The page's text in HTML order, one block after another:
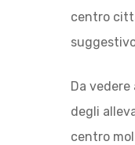
centro
Da
degli
centro